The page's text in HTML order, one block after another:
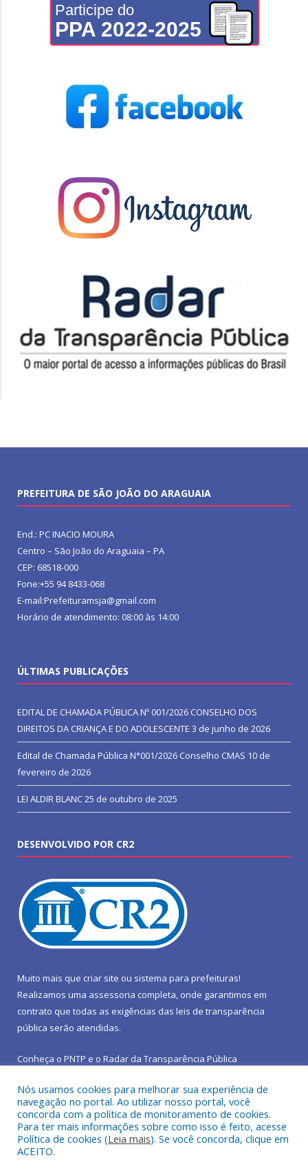
Participe do
PPA 2022-2025
PREFEITURA DE SÃO JOÃO DO ARAGUAIA
End.: PC INACIO MOURA
Centro – São João do Araguaia – PA
CEP: 68518-000
Fone:+55 94 8433-068
E-mail:Prefeituramsja@gmail.com
Horário de atendimento: 08:00 às 14:00
ÚLTIMAS PUBLICAÇÕES
EDITAL DE CHAMADA PÚBLICA Nº 001/2026 CONSELHO DOS
DIREITOS DA CRIANÇA E DO ADOLESCENTE 3 de junho de 2026
Edital de Chamada Pública N°001/2026 Conselho CMAS 10 de
fevereiro de 2026
LEI ALDIR BLANC25 de outubro de 2025
DESENVOLVIDO POR CR2
Muito mais que criar site ou sistema para prefeituras!
Realizamos uma assessoria completa, onde garantimos em
contrato que todas as exigências das leis de transparência
pública serão atendidas.
Conheça o PNTP e o Radar da Transparência Pública
Todos os direitos reservados a Prefeitura Municipal de São João
do Araguaia.
Nós usamos cookies para melhorar sua experiência de
navegação no portal. Ao utilizar nosso portal, você
concorda com a política de monitoramento de cookies.
Para ter mais informações sobre como isso é feito, acesse
Política de cookies (Leia mais). Se você concorda, clique em
ACEITO.